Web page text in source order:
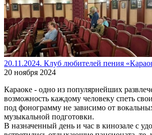
20.11.2024. Клуб любителей пения
20 ноября 2024
Караоке - одно из популярнейших
возможность каждому человеку спеть
под фонограмму не зависимо от
музыкальной подготовки.
В назначенный день и час в кинозале с